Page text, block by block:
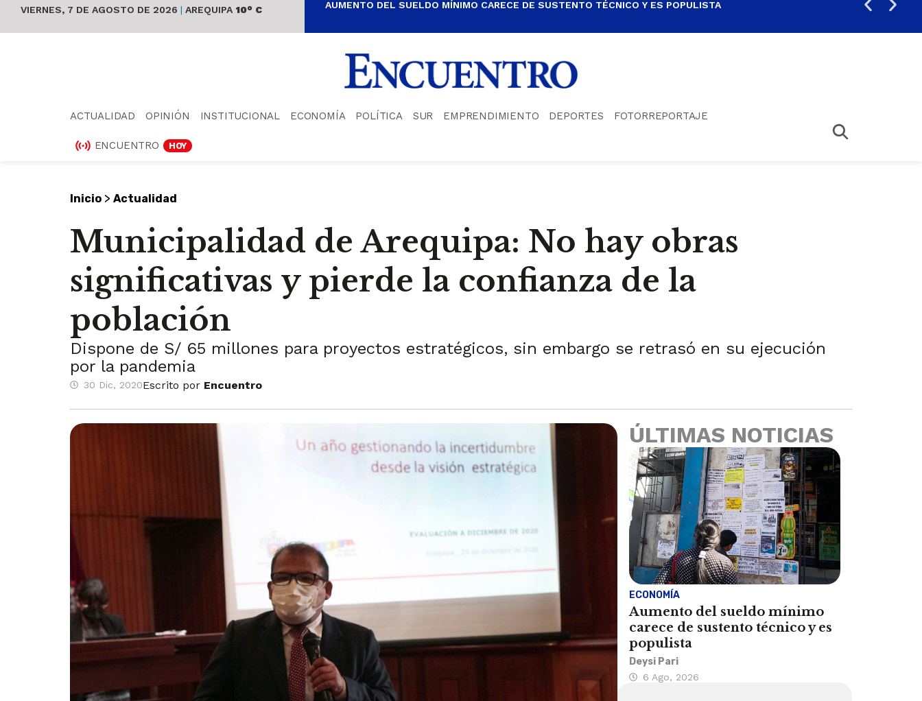
VIERNES, 7 DE AGOSTO DE 2026 | AREQUIPA 10° C AUMENTO DEL SUELDO MÍNIMO CARECE DE SUSTENTO TÉCNICO Y ES POPULISTA
ACTUALIDAD OPINIÓN INSTITUCIONAL ECONOMÍA POLÍTICA SUR EMPRENDIMIENTO DEPORTES FOTORREPORTAJE
ENCUENTRO HOY
Inicio > Actualidad
Municipalidad de Arequipa: No hay obras
significativas y pierde la confianza de la
población
Dispone de S/ 65 millones para proyectos estratégicos, sin embargo se retrasó en su ejecución
por la pandemia
30 Dic, 2020Escrito por Encuentro
ÚLTIMAS NOTICIAS
ECONOMÍA
Aumento del sueldo mínimo
carece de sustento técnico y es
populista
Deysi Pari
6 Ago, 2026